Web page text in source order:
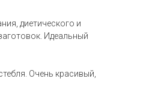
диетического и
Идеальный
Очень красивый,